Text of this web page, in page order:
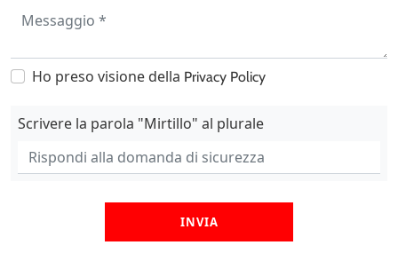
Ho preso visione della Privacy Policy
Scrivere la parola "Mirtillo" al plurale
INVIA